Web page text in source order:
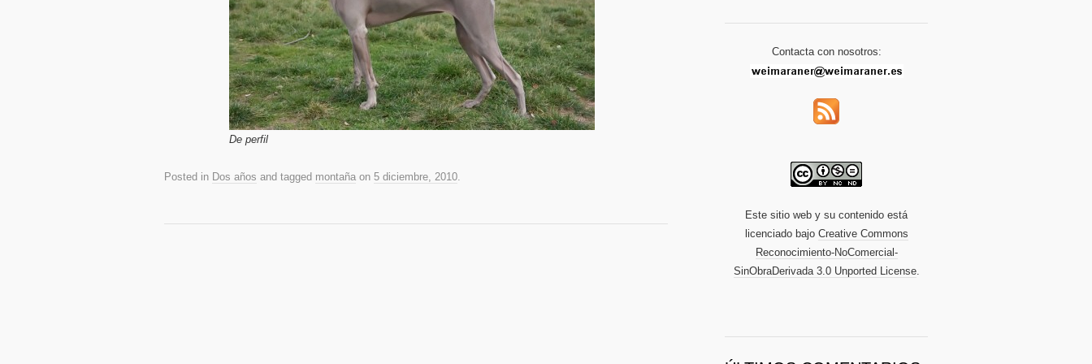
De perfil
Posted in Dos años and tagged montaña on 5 diciembre, 2010.
Contacta con nosotros:
Este sitio web y su contenido está
licenciado bajo Creative Commons
Reconocimiento-NoComercial-
SinObraDerivada 3.0 Unported License.